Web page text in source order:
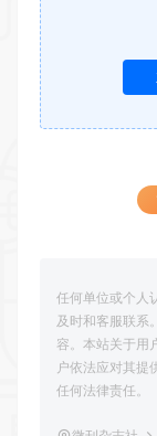
任何单位或个人
及时和客服联系
容。本站关于用
户依法应对其提
任何法律责任。